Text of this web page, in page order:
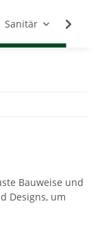
Sanitär
Bauweise und
Designs, um